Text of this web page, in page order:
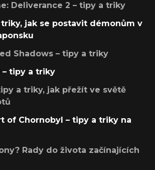
Deliverance 2 – tipy a triky
triky, jak se postavit démonům v
Shadows – tipy a triky
– tipy a triky
a triky, jak přežít ve světě
of Chornobyl – tipy a triky na
Rady do života začínajících